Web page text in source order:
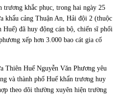
trương khắc phục, trong hai ngày 25
khẩu cảng Thuận An, Hải đội 2 (thuộc
đã huy động cán bộ, chiến sĩ phối
xếp hơn 3.000 bao cát gia cố
Thiên Huế Nguyễn Văn Phương yêu
và thành phố Huế khẩn trương huy
theo dõi thường xuyên hiện trường